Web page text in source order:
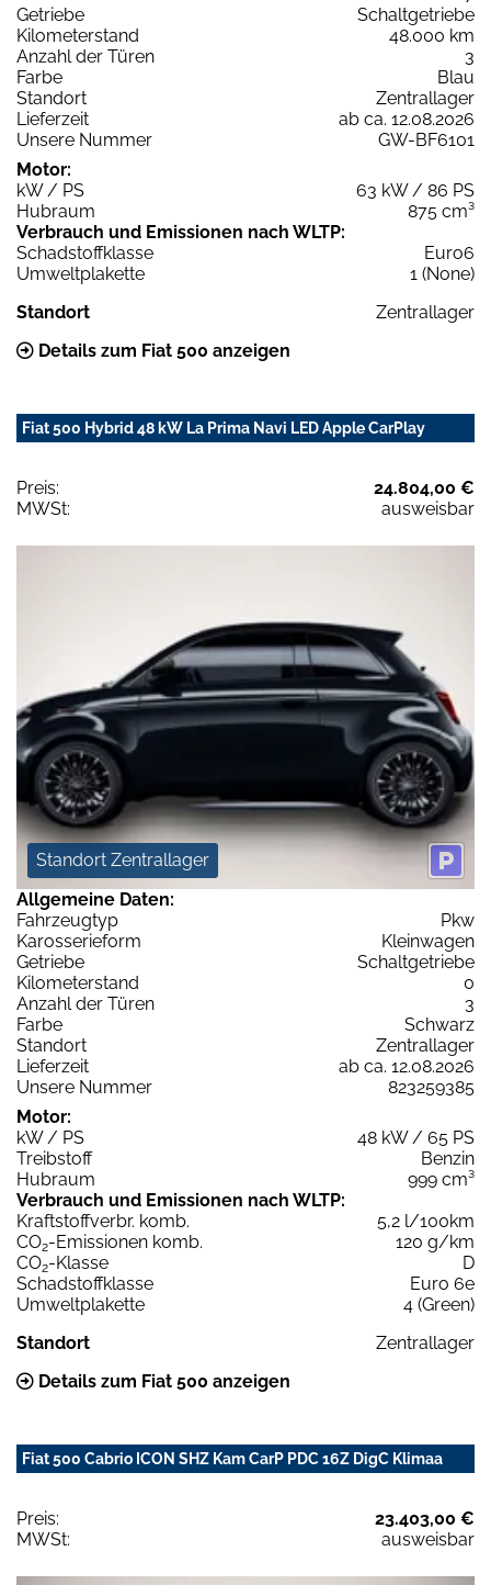
Getriebe
Schaltgetriebe
Kilometerstand
48.000 km
Anzahl der Türen
3
Farbe
Blau
Standort
Zentrallager
Lieferzeit
ab ca. 12.08.2026
Unsere Nummer
GW-BF6101
Motor:
kW / PS
63 kW / 86 PS
Hubraum
875 cm³
Verbrauch und Emissionen nach WLTP:
Schadstoffklasse
Euro6
Umweltplakette
1 (None)
Standort
Zentrallager
Details zum Fiat 500 anzeigen
Fiat 500 Hybrid 48 kW La Prima Navi LED Apple CarPlay
Preis:
24.804,00 €
MWSt:
ausweisbar
Standort Zentrallager
Allgemeine Daten:
Fahrzeugtyp
Pkw
Karosserieform
Kleinwagen
Getriebe
Schaltgetriebe
Kilometerstand
0
Anzahl der Türen
3
Farbe
Schwarz
Standort
Zentrallager
Lieferzeit
ab ca. 12.08.2026
Unsere Nummer
823259385
Motor:
kW / PS
48 kW / 65 PS
Treibstoff
Benzin
Hubraum
999 cm³
Verbrauch und Emissionen nach WLTP:
Kraftstoffverbr. komb.
5,2 l/100km
CO2-Emissionen komb.
120 g/km
CO2-Klasse
D
Schadstoffklasse
Euro 6e
Umweltplakette
4 (Green)
Standort
Zentrallager
Details zum Fiat 500 anzeigen
Fiat 500 Cabrio ICON SHZ Kam CarP PDC 16Z DigC Klimaa
Preis:
23.403,00 €
MWSt:
ausweisbar